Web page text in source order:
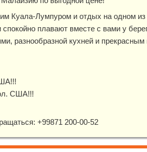
Куала-Лумпуром и отдых на одном
плавают вместе с вами у
разнообразной кухней и
США!!!
+99871 200-00-52